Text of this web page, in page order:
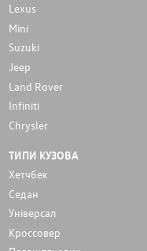
Lexus
Mini
Suzuki
Jeep
Land Rover
Infiniti
Chrysler
ТИПИ КУЗОВА
Хетчбек
Седан
Унiверсал
Кроссовер